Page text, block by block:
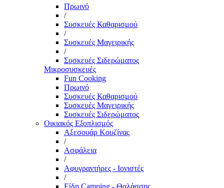
Πρωινό
/
Συσκευές Καθαρισμού
/
Συσκευές Μαγειρικής
/
Συσκευές Σιδερώματος
Μικροσυσκευές
Fun Cooking
Πρωινό
Συσκευές Καθαρισμού
Συσκευές Μαγειρικής
Συσκευές Σιδερώματος
Οικιακός Εξοπλισμός
Αξεσουάρ Κουζίνας
/
Ασφάλεια
/
Αφυγραντήρες - Ιονιστές
/
Είδη Camping - Θαλάσσης